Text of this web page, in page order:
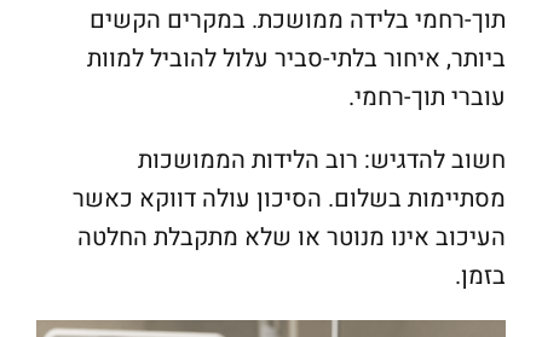
תוך-רחמי בלידה ממושכת. במקרים הקשים
ביותר, איחור בלתי-סביר עלול להוביל למוות
עוברי תוך-רחמי.
חשוב להדגיש: רוב הלידות הממושכות
מסתיימות בשלום. הסיכון עולה דווקא כאשר
העיכוב אינו מנוטר או שלא מתקבלת החלטה
בזמן.